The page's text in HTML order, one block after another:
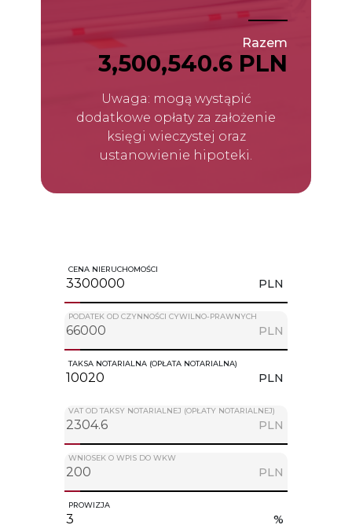
Razem
3,500,540.6 PLN
Uwaga: mogą wystąpić
dodatkowe opłaty za założenie
księgi wieczystej oraz
ustanowienie hipoteki.
CENA NIERUCHOMOŚCI
PLN
PODATEK OD CZYNNOŚCI CYWILNO-PRAWNYCH
PLN
TAKSA NOTARIALNA (OPŁATA NOTARIALNA)
PLN
VAT OD TAKSY NOTARIALNEJ (OPŁATY NOTARIALNEJ)
PLN
WNIOSEK O WPIS DO WKW
PLN
PROWIZJA
%